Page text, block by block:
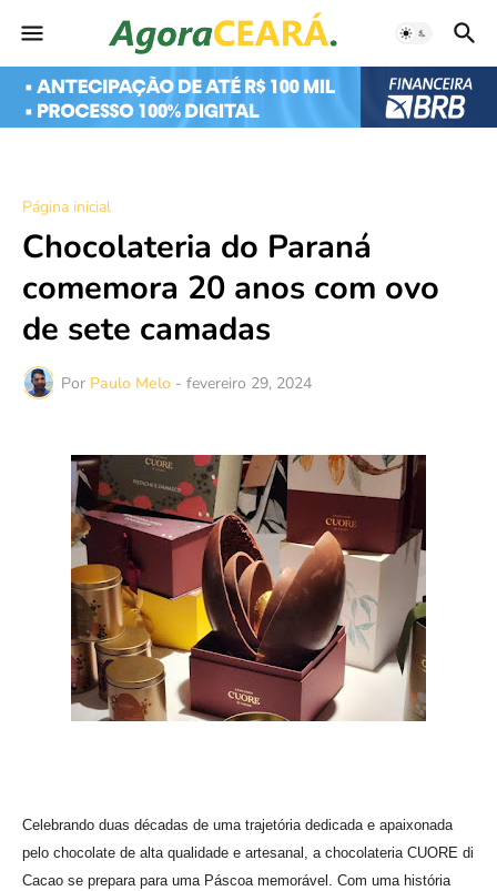
Página inicial
Chocolateria do Paraná
comemora 20 anos com ovo
de sete camadas
Por Paulo Melo - fevereiro 29, 2024
Celebrando duas décadas de uma trajetória dedicada e apaixonada
pelo chocolate de alta qualidade e artesanal, a chocolateria CUORE di
Cacao se prepara para uma Páscoa memorável. Com uma história